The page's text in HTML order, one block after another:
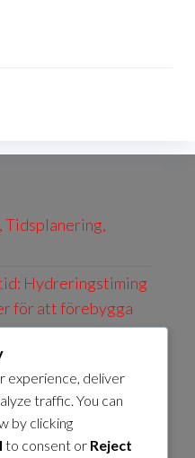
Hydreringstiming
för att förebygga
för
Uppblåsthet
experience, deliver
traffic. You can
by clicking
to consent or Reject